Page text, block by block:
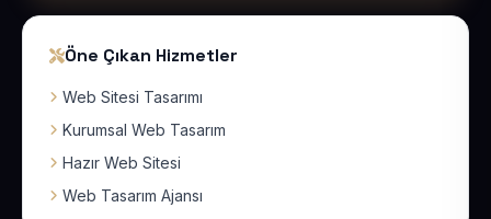
Öne Çıkan Hizmetler
Web Sitesi Tasarımı
Kurumsal Web Tasarım
Hazır Web Sitesi
Web Tasarım Ajansı